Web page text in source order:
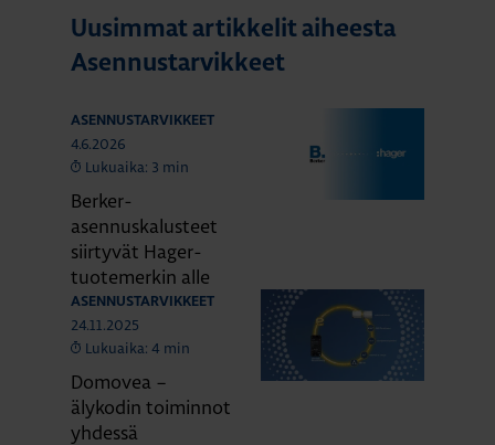
Uusimmat artikkelit aiheesta
Asennustarvikkeet
ASENNUSTARVIKKEET
4.6.2026
Lukuaika: 3 min
Berker-
asennuskalusteet
siirtyvät Hager-
tuotemerkin alle
ASENNUSTARVIKKEET
24.11.2025
Lukuaika: 4 min
Domovea –
älykodin toiminnot
yhdessä